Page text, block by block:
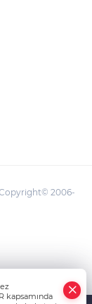
2006-
kapsamında